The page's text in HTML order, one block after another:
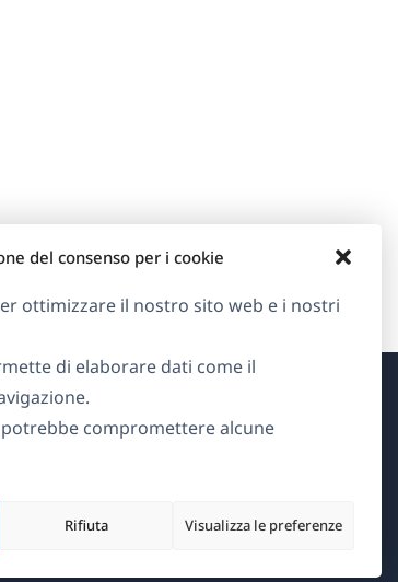
del consenso per i cookie
ottimizzare il nostro sito web e i nostri
di elaborare dati come il
compromettere alcune
Rifiuta Visualizza le preferenze
Informazioni su WPML
apre